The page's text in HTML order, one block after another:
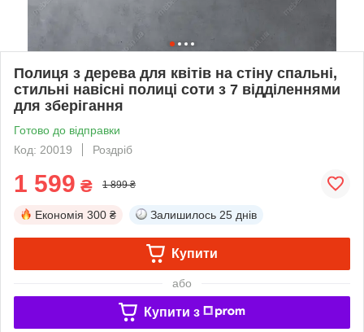
Полиця з дерева для квітів на стіну спальні,
стильні навісні полиці соти з 7 відділеннями
для зберігання
Готово до відправки
Код: 20019
Роздріб
1 599 ₴ 1 899 ₴
Економія 300 ₴ Залишилось 25 днів
Купити
або
Купити з